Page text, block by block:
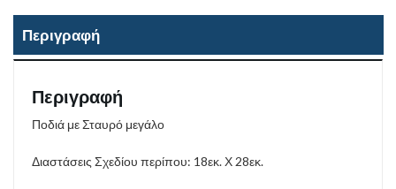
Περιγραφή
Περιγραφή
Ποδιά με Σταυρό μεγάλο
Διαστάσεις Σχεδίου περίπου: 18εκ. Χ 28εκ.